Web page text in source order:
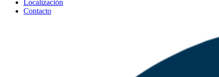
Localización
Contacto